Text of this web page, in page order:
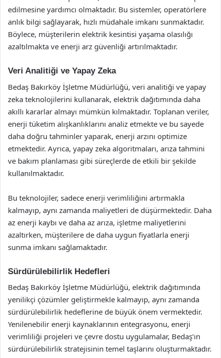
edilmesine yardımcı olmaktadır. Bu sistemler, operatörlere
anlık bilgi sağlayarak, hızlı müdahale imkanı sunmaktadır.
Böylece, müşterilerin elektrik kesintisi yaşama olasılığı
azaltılmakta ve enerji arz güvenliği artırılmaktadır.
Veri Analitiği ve Yapay Zeka
Bedaş Bakırköy İşletme Müdürlüğü, veri analitiği ve yapay
zeka teknolojilerini kullanarak, elektrik dağıtımında daha
akıllı kararlar almayı mümkün kılmaktadır. Toplanan veriler,
enerji tüketim alışkanlıklarını analiz etmekte ve bu sayede
daha doğru tahminler yaparak, enerji arzını optimize
etmektedir. Ayrıca, yapay zeka algoritmaları, arıza tahmini
ve bakım planlaması gibi süreçlerde de etkili bir şekilde
kullanılmaktadır.
Bu teknolojiler, sadece enerji verimliliğini artırmakla
kalmayıp, aynı zamanda maliyetleri de düşürmektedir. Daha
az enerji kaybı ve daha az arıza, işletme maliyetlerini
azaltırken, müşterilere de daha uygun fiyatlarla enerji
sunma imkanı sağlamaktadır.
Sürdürülebilirlik Hedefleri
Bedaş Bakırköy İşletme Müdürlüğü, elektrik dağıtımında
yenilikçi çözümler geliştirmekle kalmayıp, aynı zamanda
sürdürülebilirlik hedeflerine de büyük önem vermektedir.
Yenilenebilir enerji kaynaklarının entegrasyonu, enerji
verimliliği projeleri ve çevre dostu uygulamalar, Bedaş’ın
sürdürülebilirlik stratejisinin temel taşlarını oluşturmaktadır.